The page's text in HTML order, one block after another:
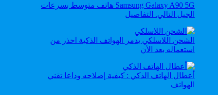
Samsung Galaxy A90 5G هاتف متوسط بسرعات
الجيل التالي. التفاصيل
الشحن اللاسلكي يدمر الهواتف الذكية احذر من
استعماله بعد الأن
أعطال الهاتف الذكي : كيفية إصلاحه وداعا تقني
الهواتف